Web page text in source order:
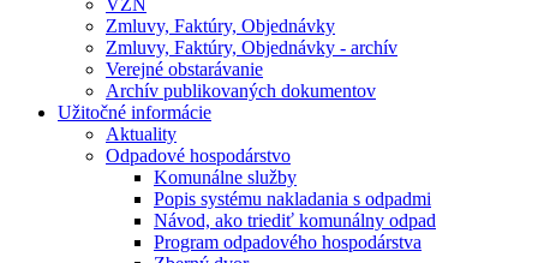
VZN
Zmluvy, Faktúry, Objednávky
Zmluvy, Faktúry, Objednávky - archív
Verejné obstarávanie
Archív publikovaných dokumentov
Užitočné informácie
Aktuality
Odpadové hospodárstvo
Komunálne služby
Popis systému nakladania s odpadmi
Návod, ako triediť komunálny odpad
Program odpadového hospodárstva